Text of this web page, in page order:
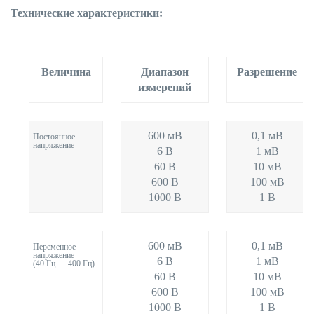
Технические характеристики:
Величина
Диапазон
измерений
Разрешение
Постоянное
напряжение
600 мВ
6 В
60 В
600 В
1000 В
0,1 мВ
1 мВ
10 мВ
100 мВ
1 В
Переменное
напряжение
(40 Гц … 400 Гц)
600 мВ
6 В
60 В
600 В
1000 В
0,1 мВ
1 мВ
10 мВ
100 мВ
1 В